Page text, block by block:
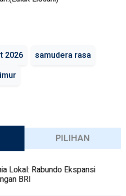
2026
samudera rasa
PILIHAN
Lokal: Rabundo Ekspansi
BRI